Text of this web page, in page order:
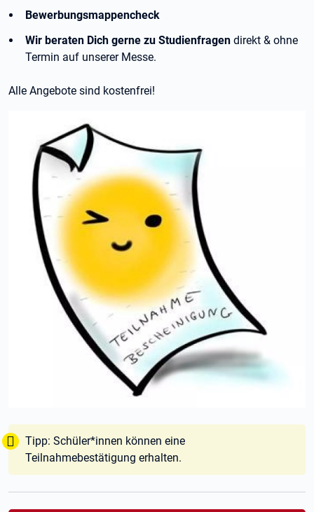
Bewerbungsmappencheck
Wir beraten Dich gerne zu Studienfragen direkt & ohne
Termin auf unserer Messe.
Alle Angebote sind kostenfrei!
Tipp:
Tipp: Schüler*innen können eine
Teilnahmebestätigung erhalten.